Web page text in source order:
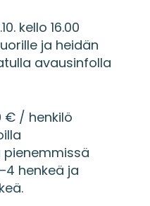
kello 16.00
ja heidän
avausinfolla
€ / henkilö
pienemmissä
henkeä ja